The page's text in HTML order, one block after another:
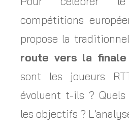
compétitions
propose la
route vers la finale
sont les joueurs
évoluent t-ils ?
les objectifs ?